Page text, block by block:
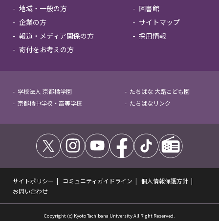
地域・一般の方
企業の方
報道・メディア関係の方
寄付をお考えの方
図書館
サイトマップ
採用情報
学校法人 京都橘学園
京都橘中学校・高等学校
たちばな 大路こども園
たちばなリンク
サイトポリシー コミュニティガイドライン
個人情報保護方針
お問い合わせ
Copyright (c) Kyoto Tachibana University All Right Reserved.